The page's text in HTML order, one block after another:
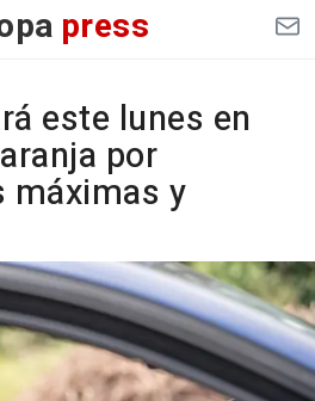
press
este lunes en
por
máximas y